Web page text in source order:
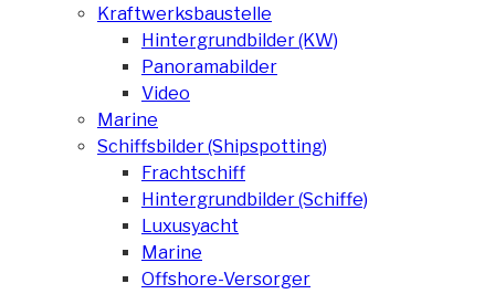
Kraftwerksbaustelle
Hintergrundbilder (KW)
Panoramabilder
Video
Marine
Schiffsbilder (Shipspotting)
Frachtschiff
Hintergrundbilder (Schiffe)
Luxusyacht
Marine
Offshore-Versorger